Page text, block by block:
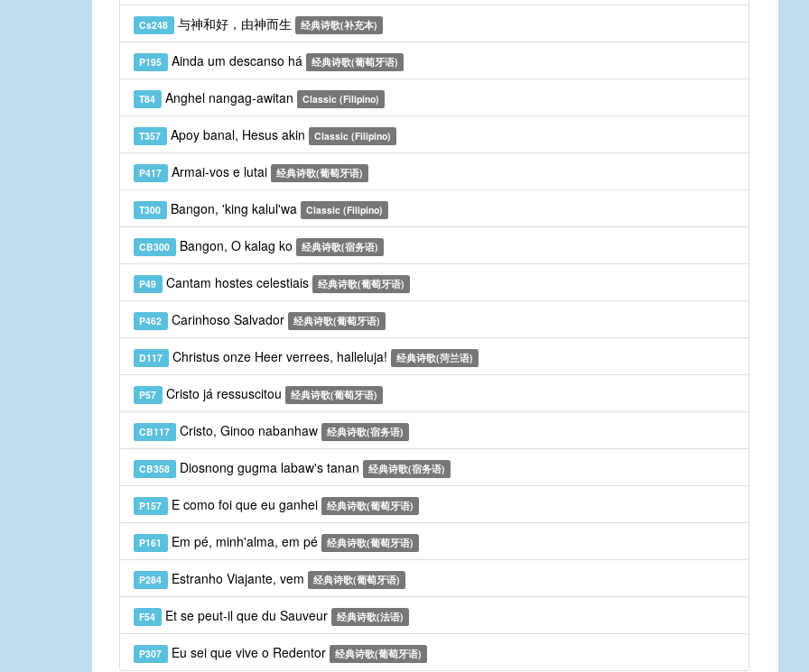
Cs248 与神和好，由神而生 经典诗歌(补充本)
P195 Ainda um descanso há 经典诗歌(葡萄牙语)
T84 Anghel nangag-awitan Classic (Filipino)
T357 Apoy banal, Hesus akin Classic (Filipino)
P417 Armai-vos e lutai 经典诗歌(葡萄牙语)
T300 Bangon, 'king kalul'wa Classic (Filipino)
CB300 Bangon, O kalag ko 经典诗歌(宿务语)
P49 Cantam hostes celestiais 经典诗歌(葡萄牙语)
P462 Carinhoso Salvador 经典诗歌(葡萄牙语)
D117 Christus onze Heer verrees, halleluja! 经典诗歌(菏兰语)
P57 Cristo já ressuscitou 经典诗歌(葡萄牙语)
CB117 Cristo, Ginoo nabanhaw 经典诗歌(宿务语)
CB358 Diosnong gugma labaw's tanan 经典诗歌(宿务语)
P157 E como foi que eu ganhei 经典诗歌(葡萄牙语)
P161 Em pé, minh'alma, em pé 经典诗歌(葡萄牙语)
P284 Estranho Viajante, vem 经典诗歌(葡萄牙语)
F54 Et se peut-il que du Sauveur 经典诗歌(法语)
P307 Eu sei que vive o Redentor 经典诗歌(葡萄牙语)